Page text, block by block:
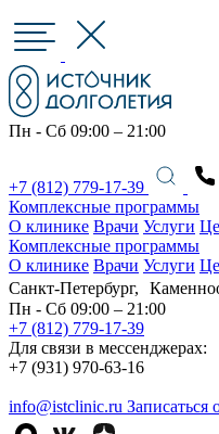
Пн - Сб 09:00 – 21:00
+7 (812) 779-17-39
Комплексные программы
О клинике Врачи Услуги
Комплексные программы
О клинике Врачи Услуги
Санкт-Петербург,
Пн - Сб 09:00 – 21:00
+7 (812) 779-17-39
Для связи в мессенджерах:
+7 (931) 970-63-16
info@istclinic.ru Записаться